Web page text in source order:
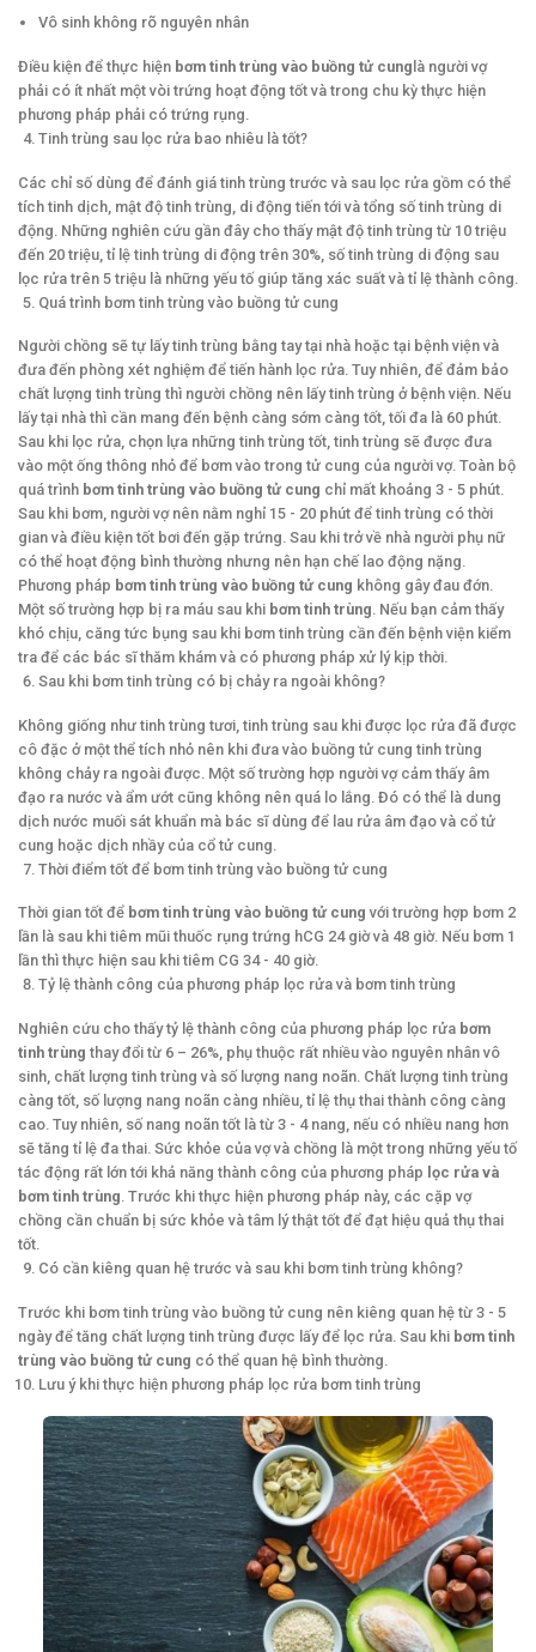
Vô sinh không rõ nguyên nhân
Điều kiện để thực hiện bơm tinh trùng vào buồng tử cung là người vợ
phải có ít nhất một vòi trứng hoạt động tốt và trong chu kỳ thực hiện
phương pháp phải có trứng rụng.
Tinh trùng sau lọc rửa bao nhiêu là tốt?
Các chỉ số dùng để đánh giá tinh trùng trước và sau lọc rửa gồm có thể
tích tinh dịch, mật độ tinh trùng, di động tiến tới và tổng số tinh trùng di
động. Những nghiên cứu gần đây cho thấy mật độ tinh trùng từ 10 triệu
đến 20 triệu, tỉ lệ tinh trùng di động trên 30%, số tinh trùng di động sau
lọc rửa trên 5 triệu là những yếu tố giúp tăng xác suất và tỉ lệ thành công.
Quá trình bơm tinh trùng vào buồng tử cung
Người chồng sẽ tự lấy tinh trùng bằng tay tại nhà hoặc tại bệnh viện và
đưa đến phòng xét nghiệm để tiến hành lọc rửa. Tuy nhiên, để đảm bảo
chất lượng tinh trùng thì người chồng nên lấy tinh trùng ở bệnh viện. Nếu
lấy tại nhà thì cần mang đến bệnh càng sớm càng tốt, tối đa là 60 phút.
Sau khi lọc rửa, chọn lựa những tinh trùng tốt, tinh trùng sẽ được đưa
vào một ống thông nhỏ để bơm vào trong tử cung của người vợ. Toàn bộ
quá trình bơm tinh trùng vào buồng tử cung chỉ mất khoảng 3 - 5 phút.
Sau khi bơm, người vợ nên nằm nghỉ 15 - 20 phút để tinh trùng có thời
gian và điều kiện tốt bơi đến gặp trứng. Sau khi trở về nhà người phụ nữ
có thể hoạt động bình thường nhưng nên hạn chế lao động nặng.
Phương pháp bơm tinh trùng vào buồng tử cung không gây đau đớn.
Một số trường hợp bị ra máu sau khi bơm tinh trùng. Nếu bạn cảm thấy
khó chịu, căng tức bụng sau khi bơm tinh trùng cần đến bệnh viện kiểm
tra để các bác sĩ thăm khám và có phương pháp xử lý kịp thời.
Sau khi bơm tinh trùng có bị chảy ra ngoài không?
Không giống như tinh trùng tươi, tinh trùng sau khi được lọc rửa đã được
cô đặc ở một thể tích nhỏ nên khi đưa vào buồng tử cung tinh trùng
không chảy ra ngoài được. Một số trường hợp người vợ cảm thấy âm
đạo ra nước và ẩm ướt cũng không nên quá lo lắng. Đó có thể là dung
dịch nước muối sát khuẩn mà bác sĩ dùng để lau rửa âm đạo và cổ tử
cung hoặc dịch nhầy của cổ tử cung.
Thời điểm tốt để bơm tinh trùng vào buồng tử cung
Thời gian tốt để bơm tinh trùng vào buồng tử cung với trường hợp bơm 2
lần là sau khi tiêm mũi thuốc rụng trứng hCG 24 giờ và 48 giờ. Nếu bơm 1
lần thì thực hiện sau khi tiêm CG 34 - 40 giờ.
Tỷ lệ thành công của phương pháp lọc rửa và bơm tinh trùng
Nghiên cứu cho thấy tỷ lệ thành công của phương pháp lọc rửa bơm
tinh trùng thay đổi từ 6 – 26%, phụ thuộc rất nhiều vào nguyên nhân vô
sinh, chất lượng tinh trùng và số lượng nang noãn. Chất lượng tinh trùng
càng tốt, số lượng nang noãn càng nhiều, tỉ lệ thụ thai thành công càng
cao. Tuy nhiên, số nang noãn tốt là từ 3 - 4 nang, nếu có nhiều nang hơn
sẽ tăng tỉ lệ đa thai. Sức khỏe của vợ và chồng là một trong những yếu tố
tác động rất lớn tới khả năng thành công của phương pháp lọc rửa và
bơm tinh trùng. Trước khi thực hiện phương pháp này, các cặp vợ
chồng cần chuẩn bị sức khỏe và tâm lý thật tốt để đạt hiệu quả thụ thai
tốt.
Có cần kiêng quan hệ trước và sau khi bơm tinh trùng không?
Trước khi bơm tinh trùng vào buồng tử cung nên kiêng quan hệ từ 3 - 5
ngày để tăng chất lượng tinh trùng được lấy để lọc rửa. Sau khi bơm tinh
trùng vào buồng tử cung có thể quan hệ bình thường.
Lưu ý khi thực hiện phương pháp lọc rửa bơm tinh trùng